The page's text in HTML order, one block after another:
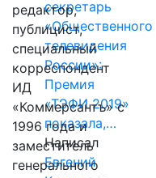
секретарь
«Общественного
телевидения
России»:
Премия
«ТЭФИ 2019»
показала,…
Написал
Евгений
редактор,
публицист,
специальный
корреспондент
ИД
«Коммерсантъ» с
1996 года и
заместитель
генерального